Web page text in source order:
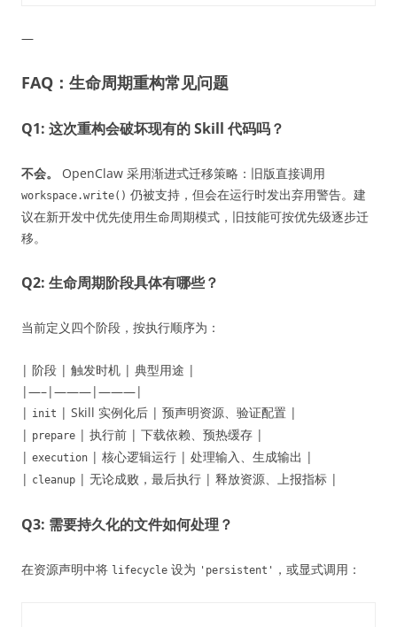
—
FAQ：生命周期重构常见问题
Q1: 这次重构会破坏现有的 Skill 代码吗？
不会。 OpenClaw 采用渐进式迁移策略：旧版直接调用
workspace.write() 仍被支持，但会在运行时发出弃用警告。建
议在新开发中优先使用生命周期模式，旧技能可按优先级逐步迁
移。
Q2: 生命周期阶段具体有哪些？
当前定义四个阶段，按执行顺序为：
| 阶段 | 触发时机 | 典型用途 |
|—–|———|———|
| init | Skill 实例化后 | 预声明资源、验证配置 |
| prepare | 执行前 | 下载依赖、预热缓存 |
| execution | 核心逻辑运行 | 处理输入、生成输出 |
| cleanup | 无论成败，最后执行 | 释放资源、上报指标 |
Q3: 需要持久化的文件如何处理？
在资源声明中将 lifecycle 设为 'persistent' ，或显式调用：